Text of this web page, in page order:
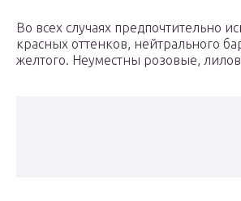
Во всех случаях предпочтительно
красных оттенков, нейтрального
желтого. Неуместны розовые,